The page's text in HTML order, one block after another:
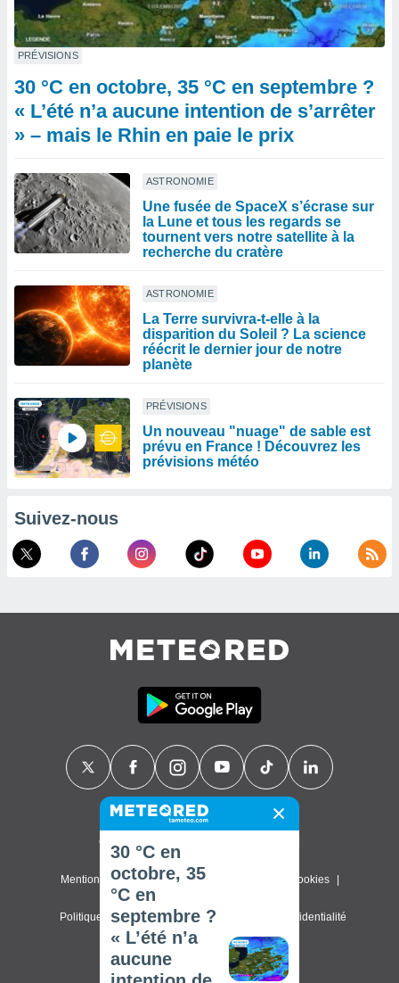
PRÉVISIONS
30 °C en octobre, 35 °C en septembre ?
« L’été n’a aucune intention de s’arrêter
» – mais le Rhin en paie le prix
ASTRONOMIE
Une fusée de SpaceX s’écrase sur
la Lune et tous les regards se
tournent vers notre satellite à la
recherche du cratère
ASTRONOMIE
La Terre survivra-t-elle à la
disparition du Soleil ? La science
réécrit le dernier jour de notre
planète
PRÉVISIONS
Un nouveau "nuage" de sable est
prévu en France ! Découvrez les
prévisions météo
Suivez-nous
Contact
Mentions légales & Conditions d'utilisation Cookies
Politique de confidentialité Paramètres de confidentialité
© 2026 Meteored. Tous droits réservés
30 °C en
octobre, 35
°C en
septembre ?
« L’été n’a
aucune